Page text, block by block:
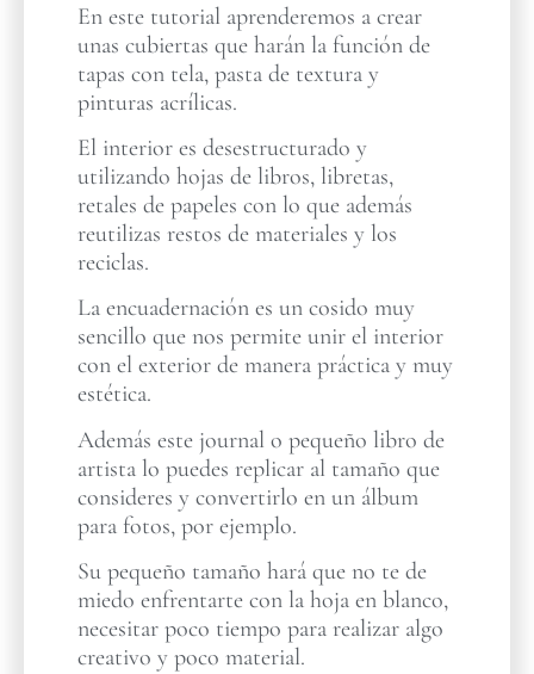
En este tutorial aprenderemos a crear
unas cubiertas que harán la función de
tapas con tela, pasta de textura y
pinturas acrílicas.
El interior es desestructurado y
utilizando hojas de libros, libretas,
retales de papeles con lo que además
reutilizas restos de materiales y los
reciclas.
La encuadernación es un cosido muy
sencillo que nos permite unir el interior
con el exterior de manera práctica y muy
estética.
Además este journal o pequeño libro de
artista lo puedes replicar al tamaño que
consideres y convertirlo en un álbum
para fotos, por ejemplo.
Su pequeño tamaño hará que no te de
miedo enfrentarte con la hoja en blanco,
necesitar poco tiempo para realizar algo
creativo y poco material.